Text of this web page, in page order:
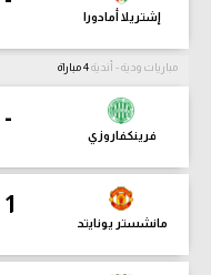
إشتريلا أمادورا
مباريات ودية - أندية
-
فرينكفاروزي
1
مانشستر يونايتد